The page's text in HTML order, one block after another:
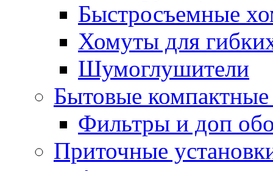
Быстросъемные
Хомуты для
Шумоглушители
Бытовые
Фильтры и доп
Приточные